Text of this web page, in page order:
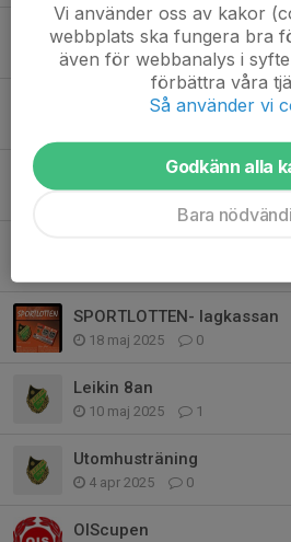
Ingen träning 19/10
6 okt 2025 0
Träningstid
Sommarfotbollsskolan
SPORTLOTTEN- lagkassan
18 maj 2025 0
Leikin 8an
10 maj 2025 1
Utomhusträning
4 apr 2025 0
OIScupen
Vi använder oss av kakor
webbplats ska fungera bra
även för webbanalys i
förbättra våra
Så använder vi
Godkänn alla
Bara